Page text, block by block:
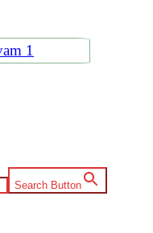
Search Button